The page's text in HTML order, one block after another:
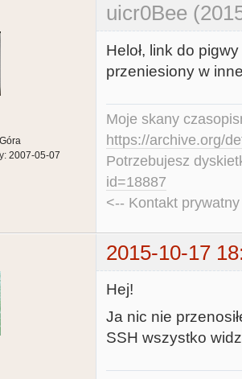
uicr0Bee
2007-05-07
Heloł, link do
przeniesiony w
Moje skany
https://archive.org/
Potrzebujesz
id=18887
<-- Kontakt
2015-10-17
Hej!
Ja nic nie
SSH wszystko